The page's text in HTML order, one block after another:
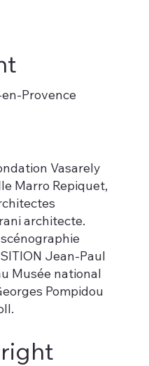
Provence
Vasarely
Marro Repiquet,
architecte.
Jean-Paul
Musée national
Pompidou